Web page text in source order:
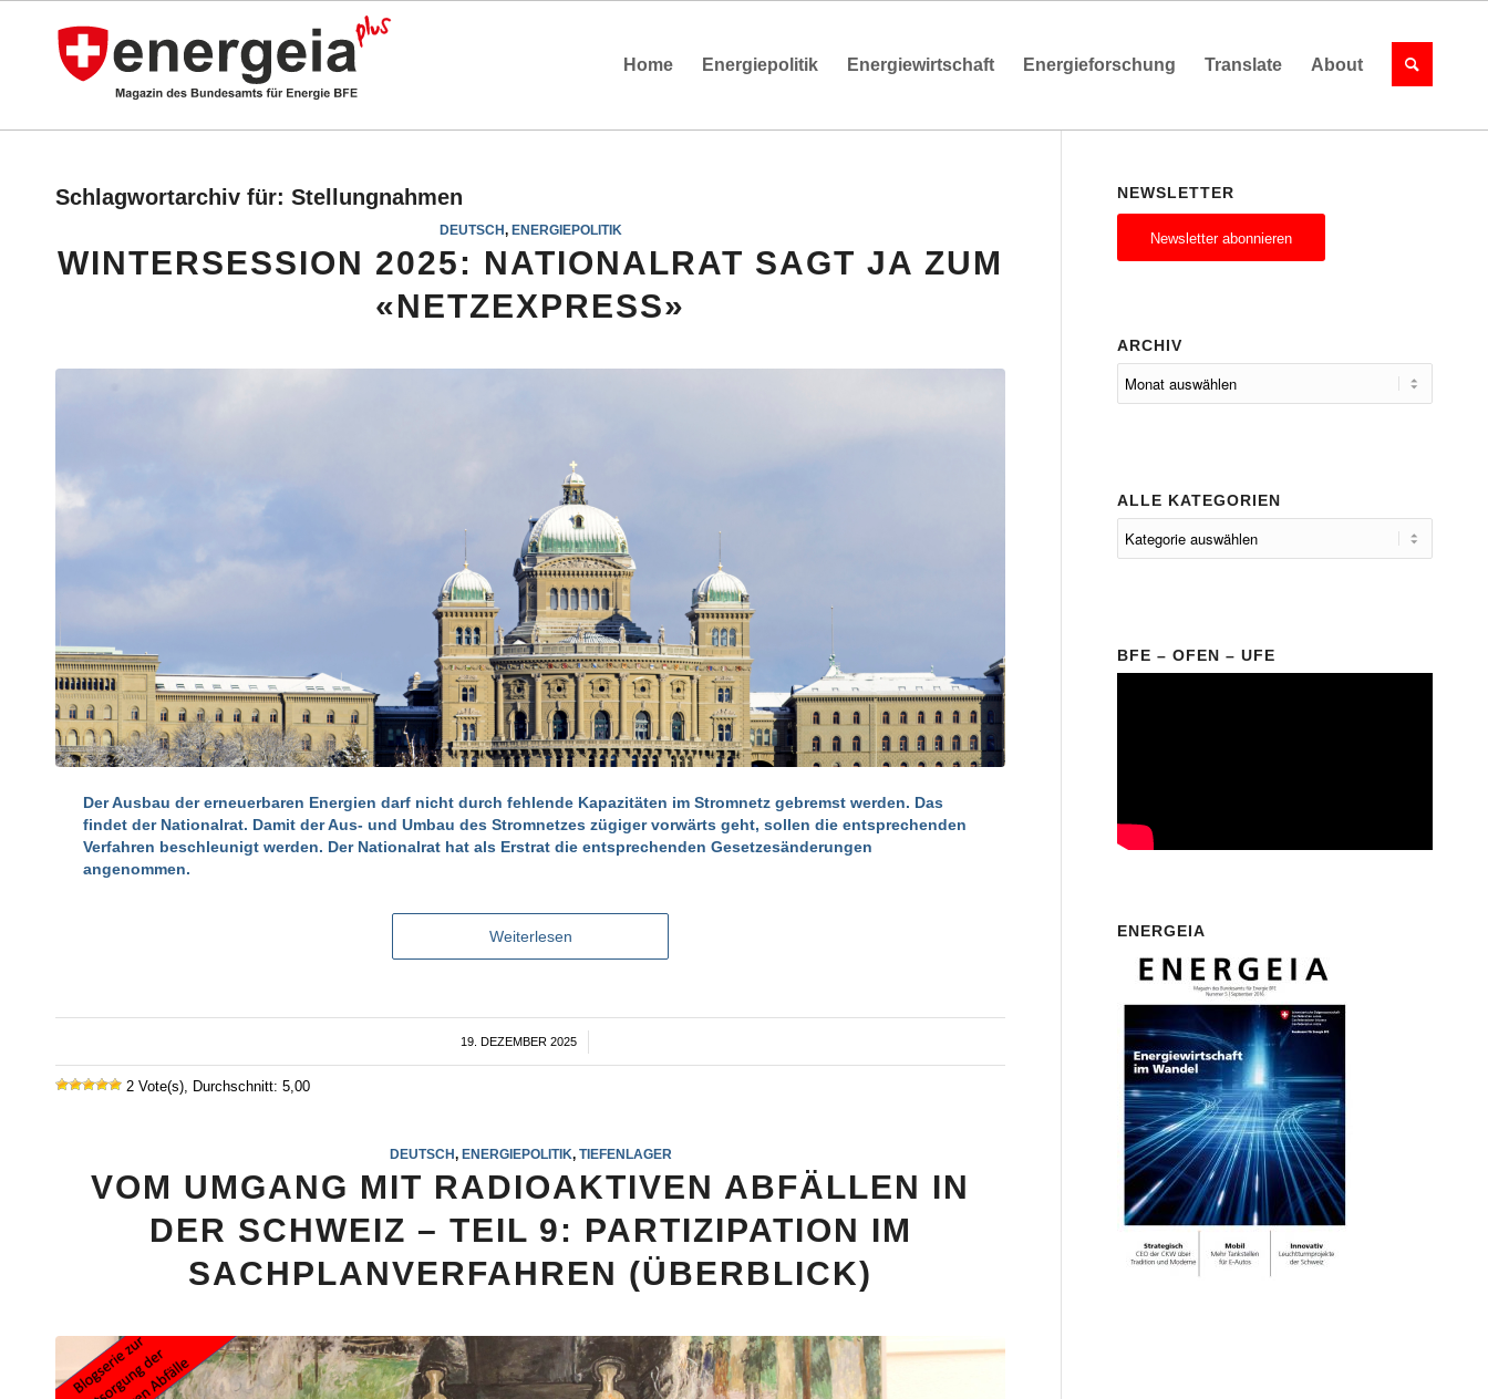
Home Energiepolitik Energiewirtschaft Energieforschung Translate About
Schlagwortarchiv für: Stellungnahmen
DEUTSCH, ENERGIEPOLITIK
WINTERSESSION 2025: NATIONALRAT SAGT JA ZUM
«NETZEXPRESS»
Der Ausbau der erneuerbaren Energien darf nicht durch fehlende Kapazitäten im Stromnetz gebremst werden. Das
findet der Nationalrat. Damit der Aus- und Umbau des Stromnetzes zügiger vorwärts geht, sollen die entsprechenden
Verfahren beschleunigt werden. Der Nationalrat hat als Erstrat die entsprechenden Gesetzesänderungen
angenommen.
Weiterlesen
19. DEZEMBER 2025
/
2 Vote(s), Durchschnitt: 5,00
DEUTSCH, ENERGIEPOLITIK, TIEFENLAGER
VOM UMGANG MIT RADIOAKTIVEN ABFÄLLEN IN
DER SCHWEIZ – TEIL 9: PARTIZIPATION IM
SACHPLANVERFAHREN (ÜBERBLICK)
NEWSLETTER
Newsletter abonnieren
ARCHIV
ALLE KATEGORIEN
BFE – OFEN – UFE
ENERGEIA